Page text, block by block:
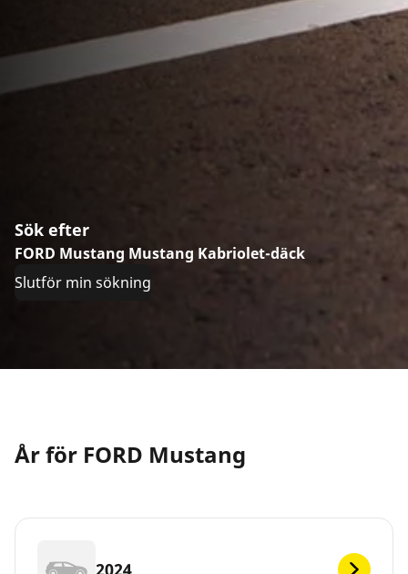
Sök efter
FORD Mustang Mustang Kabriolet-däck
Slutför min sökning
År för FORD Mustang
2024